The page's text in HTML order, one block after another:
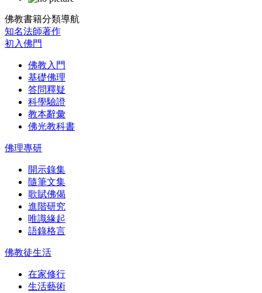
佛教書籍分類導航
知名法師著作
初入佛門
佛教入門
基礎佛理
答問釋疑
科學驗證
教本辭彙
佛光教科書
佛理專研
開示錄集
隨筆文集
歌賦佛偈
進階研究
唯識緣起
語錄格言
佛教徒生活
在家修行
生活藝術